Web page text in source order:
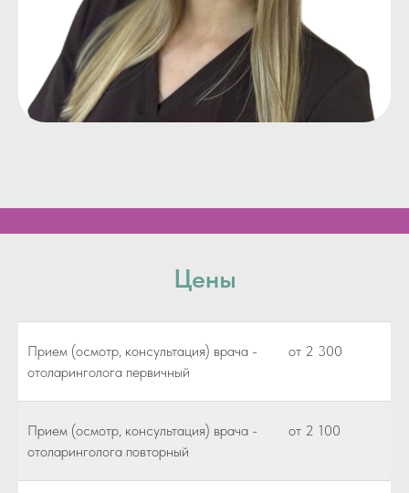
Цены
Прием (осмотр, консультация) врача -
отоларинголога первичный
от 2 300
Прием (осмотр, консультация) врача -
отоларинголога повторный
от 2 100